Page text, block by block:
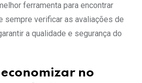
ferramenta para encontrar
sempre verificar as avaliações de
a qualidade e segurança do
no